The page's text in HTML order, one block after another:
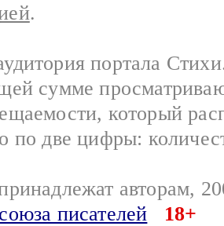
.
портала
сумме
который
по две цифры:
авторам,
писателей
18+